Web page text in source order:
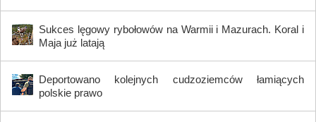
Sukces lęgowy rybołowów na Warmii i Mazurach. Koral i
Maja już latają
Deportowano kolejnych cudzoziemców łamiących
polskie prawo